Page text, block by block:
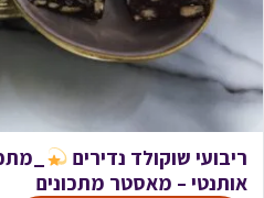
ריבועי שוקולד נדירים
אותנטי – מאסטר מתכונים